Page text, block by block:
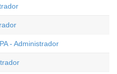
- Administrador